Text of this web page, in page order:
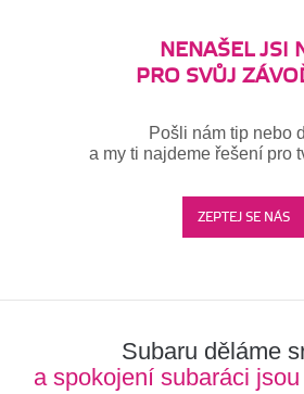
NENAŠEL JSI
PRO SVŮJ
Pošli nám tip nebo
a my ti najdeme řešení pro
ZEPTEJ SE NÁS
Subaru děláme
a spokojení subaráci